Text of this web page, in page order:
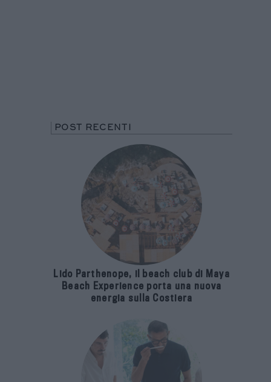
POST RECENTI
Lido Parthenope, il beach club di Maya
Beach Experience porta una nuova
energia sulla Costiera